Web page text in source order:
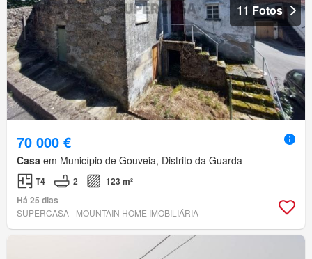
11 Fotos
70 000 €
Casa em Município de Gouveia, Distrito da Guarda
T4 2
123 m²
Há 25 dias
SUPERCASA - MOUNTAIN HOME IMOBILIÁRIA